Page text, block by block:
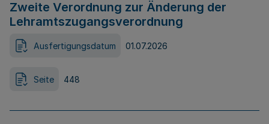
Zweite Verordnung zur Änderung der
Lehramtszugangsverordnung
Ausfertigungsdatum 01.07.2026
Seite 448